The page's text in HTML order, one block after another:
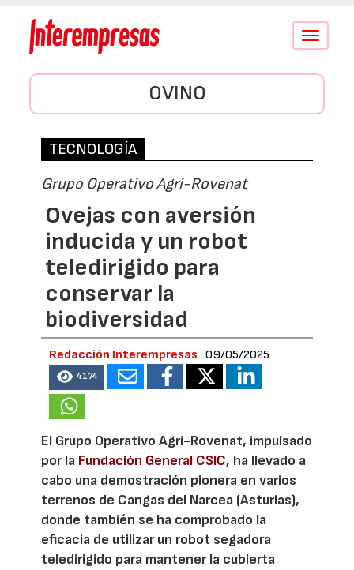
Conmutar
OVINO
TECNOLOGÍA
Grupo Operativo Agri-Rovenat
Ovejas con aversión
inducida y un robot
teledirigido para
conservar la
biodiversidad
Redacción Interempresas 09/05/2025
4174
El Grupo Operativo Agri-Rovenat, impulsado
por la Fundación General CSIC, ha llevado a
cabo una demostración pionera en varios
terrenos de Cangas del Narcea (Asturias),
donde también se ha comprobado la
eficacia de utilizar un robot segadora
teledirigido para mantener la cubierta